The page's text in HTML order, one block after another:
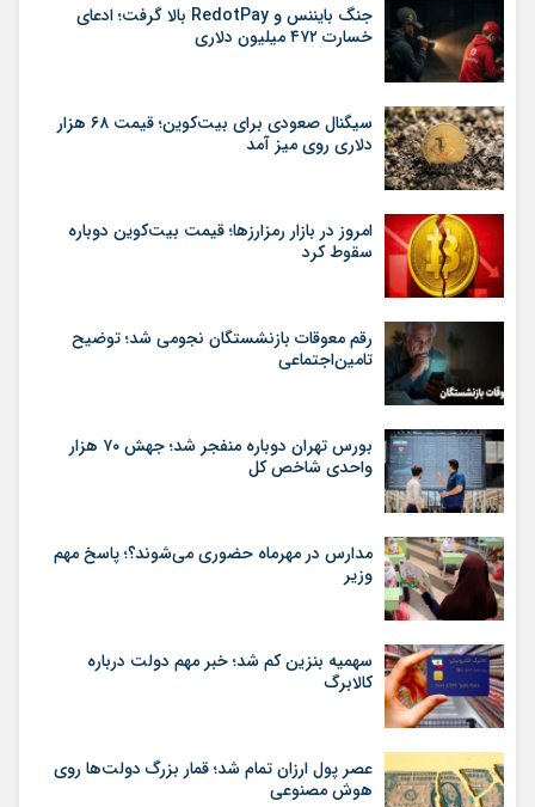
جنگ بایننس و RedotPay بالا گرفت؛ ادعای
خسارت ۴۷۲ میلیون دلاری
سیگنال صعودی برای بیت‌کوین؛ قیمت ۶۸ هزار
دلاری روی میز آمد
امروز در بازار رمزارزها؛ قیمت بیت‌کوین دوباره
سقوط کرد
رقم معوقات بازنشستگان نجومی شد؛ توضیح
تامین‌اجتماعی
بورس تهران دوباره منفجر شد؛ جهش ۷۰ هزار
واحدی شاخص کل
مدارس در مهرماه حضوری می‌شوند؟؛ پاسخ مهم
وزیر
سهمیه بنزین کم شد؛ خبر مهم دولت درباره
کالابرگ
عصر پول ارزان تمام شد؛ قمار بزرگ دولت‌ها روی
هوش مصنوعی